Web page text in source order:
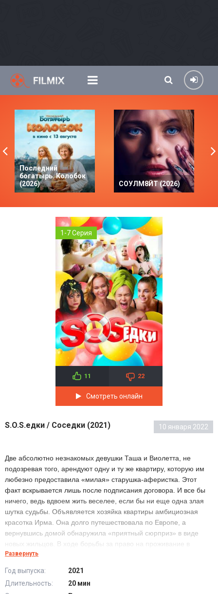
Последний
богатырь. Колобок
(2026)
СОУЛМ8ЙТ (2026)
1-7 Серия
11 22
Смотреть онлайн
S.O.S.едки / Соседки (2021) 10 января 2022
Две абсолютно незнакомых девушки Таша и Виолетта, не
подозревая того, арендуют одну и ту же квартиру, которую им
любезно предоставила «милая» старушка-аферистка. Этот
факт вскрывается лишь после подписания договора. И все бы
ничего, ведь вдвоем жить веселее, если бы ни еще одна злая
шутка судьбы. Объявляется хозяйка квартиры амбициозная
красотка Ирма. Она долго путешествовала по Европе, а
вернувшись домой обнаружила «приятный сюрприз» в виде
новых жильцов. В ходе борьбы за право на проживание в
квартире, больше всех пострадала управдом Ксения, которая
за что была уволена, и теперь ей некуда идти…
Развернуть
Год выпуска:
2021
Длительность:
20 мин